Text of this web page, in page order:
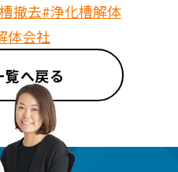
撤去#浄化槽解体
体会社
覧へ戻る